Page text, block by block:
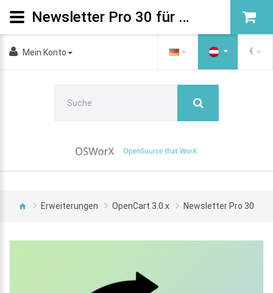
Mein Konto €
Erweiterungen OpenCart 3.0.x Newsletter Pro 30
Newsletter Pro 30 für OpenCart 3.0.x